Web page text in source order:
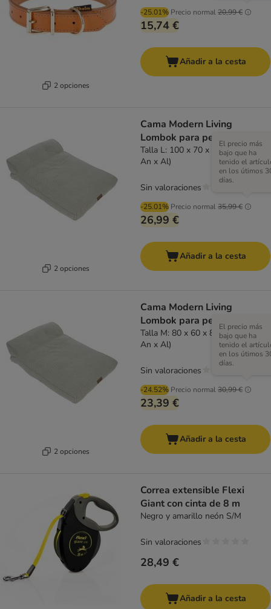
2 opciones
-25.01% Precio normal20,99 €
15,74 €
Añadir a la cesta
2 opciones
Cama Modern Living
Lombok para perros
Talla L: 100 x 70 x 8 / 25 cm (L x
An x Al)
-25.01% Precio normal35,99 €
El precio más
bajo que ha
tenido el
en los útimos
días.
26,99 €
Sin valoraciones
Añadir a la cesta
2 opciones
Cama Modern Living
Lombok para perros
Talla M: 80 x 60 x 8 / 24 cm (L x
An x Al)
-24.52% Precio normal30,99 €
El precio más
bajo que ha
tenido el
en los útimos
días.
23,39 €
Sin valoraciones
Añadir a la cesta
Correa extensible Flexi
Giant con cinta de 8 m
Negro y amarillo neón S/M
28,49 €
Sin valoraciones
Añadir a la cesta